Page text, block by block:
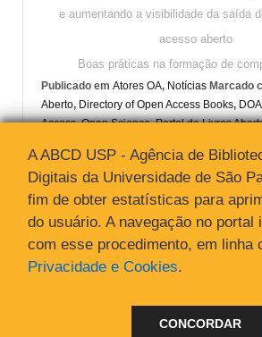
e aumentando a visibilidade da saída
acesso aberto
Boas práticas na formação de
Publicado em Atores OA, Notícias Marcado
Aberto, Directory of Open Access Books,
Access,Open Science,Portal de Livros
A ABCD USP - Agência de
Digitais da Universidade de São
fim de obter estatísticas para
do usuário. A navegação no portal
com esse procedimento, em linha
Privacidade e Cookies.
CONCORDAR